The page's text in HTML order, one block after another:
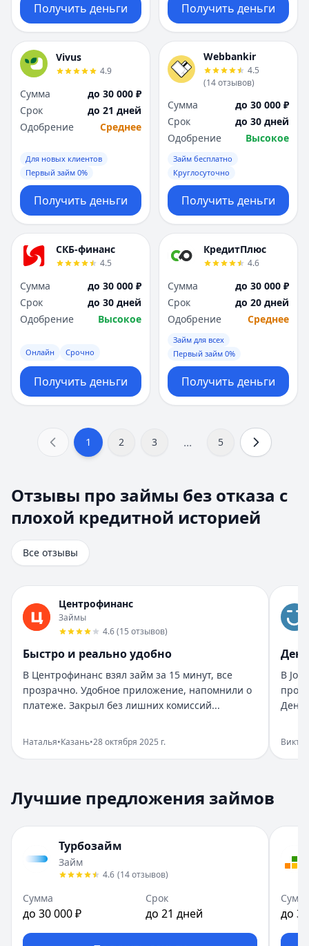
Получить деньги Получить деньги
Vivus
4.9
Сумма
до 30 000 ₽
Срок
до 21 дней
Одобрение
Среднее
Для новых клиентов
Первый займ 0%
Получить деньги
Webbankir
4.5
(14отзывов)
Сумма
до 30 000 ₽
Срок
до 30 дней
Одобрение
Высокое
Займ бесплатно
Круглосуточно
Получить деньги
СКБ-финанс
4.5
Сумма
до 30 000 ₽
Срок
до 30 дней
Одобрение
Высокое
Онлайн Срочно
Получить деньги
КредитПлюс
4.6
Сумма
до 30 000 ₽
Срок
до 20 дней
Одобрение
Среднее
Займ для всех
Первый займ 0%
Получить деньги
1 2 3 ... 5
Всего отзывов на странице:8.
Быстро получил и доволен
Организация: Турбозайм
Город:Екатеринбург
Дата:28 октября 2025 г.
Взял займ в Турбозайм впервые. Одобрили быстро,
Помогли быстро и без нервов
Рейтинг:
Организация: Бюджет
Дата: 28 октября 2025 г.
Взяла займ в Бюджет срочно нужны были деньги.
Помогли в нужный момент
Организация:Монеза
Срочно понадобились деньги, Монеза выручила.
Рейтинг:
Организация:Привет, сосед!
Город:Екатеринбург
28 октября 2025 г.
В Привет, сосед! оформила займ за пару минут.
Быстро и реально удобно
Рейтинг:4
Отзывы про займы без отказа с
плохой кредитной историей
Все отзывы
Центрофинанс
Займы
4.6(15 отзывов)
Быстро и реально удобно
В Центрофинанс взял займ за 15 минут, все
прозрачно. Удобное приложение, напомнили о
платеже. Закрыл без лишних комиссий...
Наталья•Казань•28 октября 2025 г.
В
Лучшие предложения займов
Турбозайм
Займ
4.6 (14отзывов)
Сумма
до 30 000 ₽
Срок
до 21 дней до